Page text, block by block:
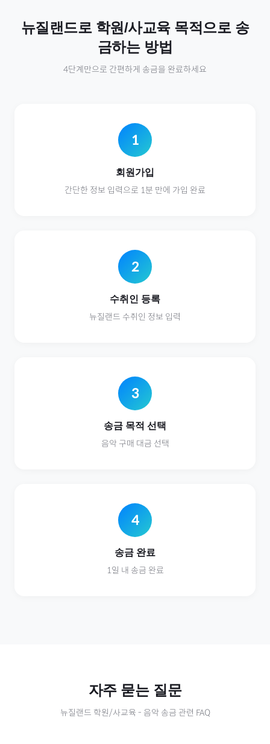
뉴질랜드로 학원/사교육 목적으로 송
금하는 방법
4단계만으로 간편하게 송금을 완료하세요
1
회원가입
간단한 정보 입력으로 1분 만에 가입 완료
2
수취인 등록
뉴질랜드 수취인 정보 입력
3
송금 목적 선택
음악구매 대금 선택
4
송금 완료
1일 내 송금 완료
자주 묻는 질문
뉴질랜드 학원/사교육 - 음악송금 관련 FAQ